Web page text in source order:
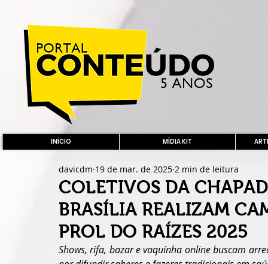
INÍCIO MÍDIA KIT
COLETIVOS DA
BRASÍLIA REALIZAM
PROL DO RAÍZES 2025
davicdm 19 de mar. de 2025 2 min de leitura
Shows, rifa, bazar e vaquinha online buscam